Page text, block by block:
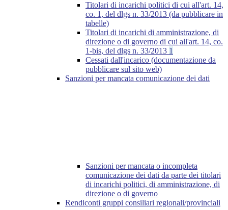
Titolari di incarichi politici di cui all'art. 14,
co. 1, del dlgs n. 33/2013 (da pubblicare in
tabelle)
Titolari di incarichi di amministrazione, di
direzione o di governo di cui all'art. 14, co.
1-bis, del dlgs n. 33/2013 1
Cessati dall'incarico (documentazione da
pubblicare sul sito web)
Sanzioni per mancata comunicazione dei dati
Sanzioni per mancata o incompleta
comunicazione dei dati da parte dei titolari
di incarichi politici, di amministrazione, di
direzione o di governo
Rendiconti gruppi consiliari regionali/provinciali